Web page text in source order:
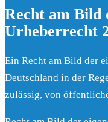
Recht am Bild
Urheberrecht
Ein Recht am Bild der
Deutschland in der
zulässig, von